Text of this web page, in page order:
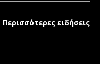
Περισσότερες ειδήσεις